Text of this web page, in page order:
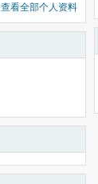
查看全部个人资料